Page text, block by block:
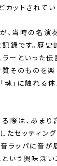
ットされてい
、当時の名演
録です。歴
ラーといった
質そのものを楽
魂」に触れる
際は、あまり
セッティング
ラッパに音が
いう興味深い